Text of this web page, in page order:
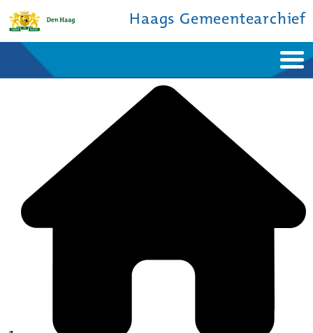
Haags Gemeentearchief
Bronnen en collecties